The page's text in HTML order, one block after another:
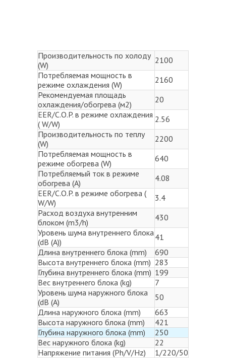
Производительность по холоду
(W)
2100
Потребляемая мощность в
режиме охлаждения (W)
2160
Рекомендуемая площадь
охлаждения/обогрева (м2)
20
EER/C.O.P. в режиме охлаждения
( W/W)
2.56
Производительность по теплу
(W)
2200
Потребляемая мощность в
режиме обогрева (W)
640
Потребляемый ток в режиме
обогрева (A)
4.08
EER/C.O.P. в режиме обогрева (
W/W)
3.4
Расход воздуха внутренним
блоком (m3/h)
430
Уровень шума внутреннего блока
(dB (A))
41
Длина внутреннего блока (mm)
690
Высота внутреннего блока (mm) 283
Глубина внутреннего блока (mm) 199
Вес внутреннего блока (kg)
7
Уровень шума наружного блока
(dB (A)
50
Длина наружного блока (mm)
663
Высота наружного блока (mm)
421
Глубина наружного блока (mm)
250
Вес наружного блока (kg)
22
Напряжение питания (Ph/V/Hz)
1/220/50